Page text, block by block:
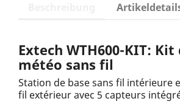
Extech WTH600-KIT:
météo sans fil
Station de base sans fil intérieure
fil extérieur avec 5 capteurs